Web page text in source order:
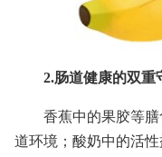
2.肠道健康的双重
香蕉中的果胶等
道环境；酸奶中的活